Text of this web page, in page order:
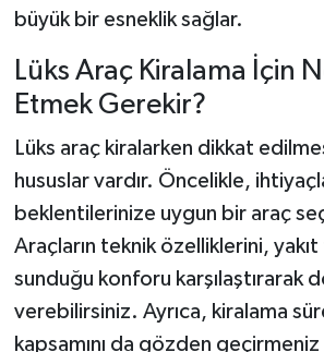
büyük bir esneklik sağlar.
Lüks Araç Kiralama İçin
Etmek Gerekir?
Lüks araç kiralarken dikkat
hususlar vardır. Öncelikle,
beklentilerinize uygun bir araç
Araçların teknik özelliklerini,
sunduğu konforu karşılaştırarak
verebilirsiniz. Ayrıca, kiralama
kapsamını da gözden geçirmeniz